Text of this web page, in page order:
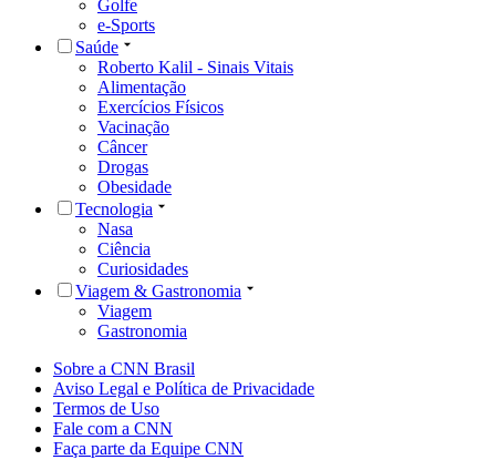
Golfe
e-Sports
Saúde
Roberto Kalil - Sinais Vitais
Alimentação
Exercícios Físicos
Vacinação
Câncer
Drogas
Obesidade
Tecnologia
Nasa
Ciência
Curiosidades
Viagem & Gastronomia
Viagem
Gastronomia
Sobre a CNN Brasil
Aviso Legal e Política de Privacidade
Termos de Uso
Fale com a CNN
Faça parte da Equipe CNN